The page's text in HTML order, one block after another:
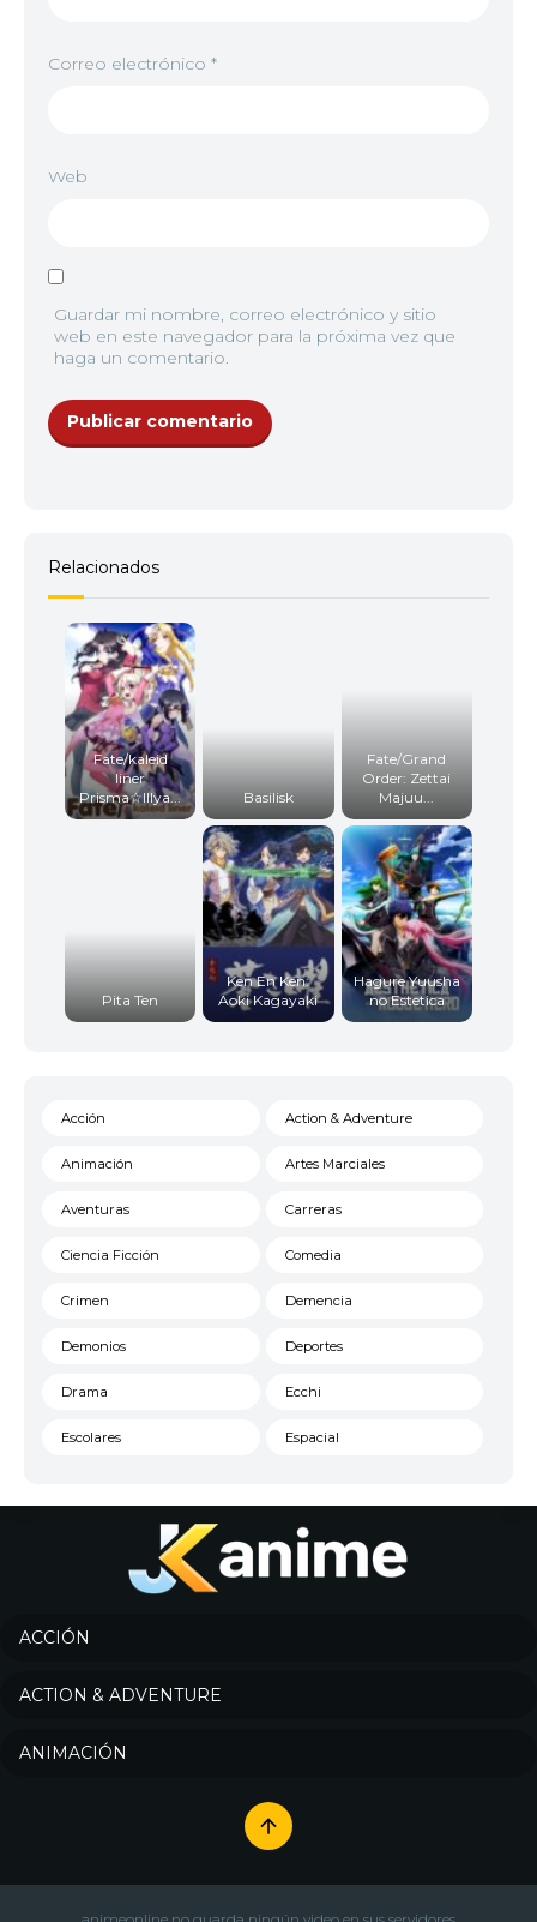
Correo electrónico *
Web
Guardar mi nombre, correo electrónico y sitio
web en este navegador para la próxima vez que
haga un comentario.
Relacionados
Fate/kaleid
liner
Prisma☆Illya...
Basilisk
Fate/Grand
Order: Zettai
Majuu...
Pita Ten
Ken En Ken:
Aoki Kagayaki
Hagure Yuusha
no Estetica
Acción Action & Adventure
Animación Artes Marciales
Aventuras Carreras
Ciencia Ficción Comedia
Crimen Demencia
Demonios Deportes
Drama Ecchi
Escolares Espacial
Historico
Josei
Música
Romance
ACCIÓN
ACTION & ADVENTURE
ANIMACIÓN